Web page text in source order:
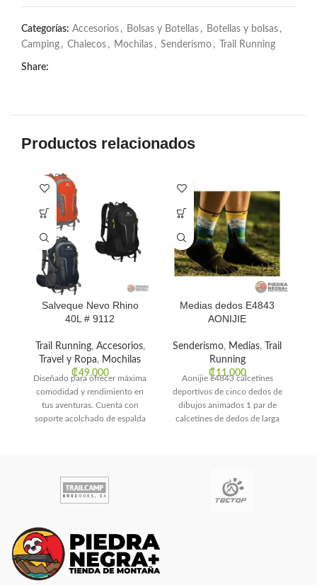
Categorías: Accesorios , Bolsas y Botellas , Botellas y bolsas ,
Camping , Chalecos , Mochilas , Senderismo , Trail Running
Share:
Productos relacionados
Salveque Nevo Rhino
40L # 9112
Trail Running, Accesorios,
Travel y Ropa, Mochilas
₡49.000
Diseñado para ofrecer máxima
comodidad y rendimiento en
tus aventuras. Cuenta con
soporte acolchado de espalda
Medias dedos E4843
AONIJIE
Senderismo, Medias,
Trail
Running
₡11.000
Aonijie e4843 calcetines
deportivos de cinco dedos de
dibujos animados 1 par de
calcetines de dedos de larga